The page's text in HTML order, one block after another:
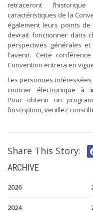
retraceront
caractéristiques de la
également leurs points
devrait fonctionner dans
perspectives générales
l'avenir. Cette
Convention entrera en
Les personnes
courrier électronique à
Pour obtenir un
l’inscription, veuillez
Share This Story:
ARCHIVE
2026
2024